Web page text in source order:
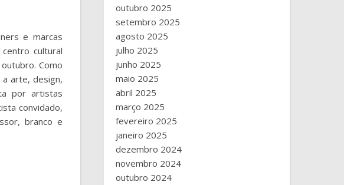
e marcas
cultural
Como
arte, design,
por artistas
convidado,
branco e
outubro 2025
setembro 2025
agosto 2025
julho 2025
junho 2025
maio 2025
abril 2025
março 2025
fevereiro 2025
janeiro 2025
dezembro 2024
novembro 2024
outubro 2024